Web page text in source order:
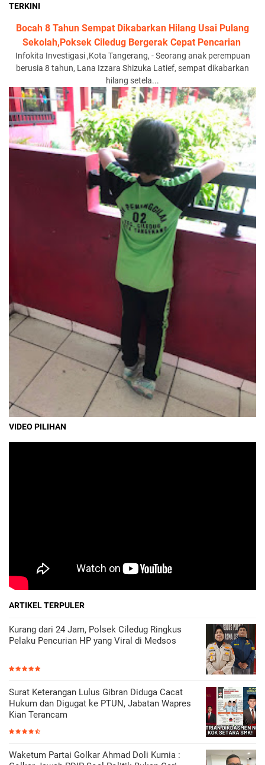
TERKINI
‎Bocah 8 Tahun Sempat Dikabarkan Hilang Usai Pulang
Sekolah,Poksek Ciledug Bergerak Cepat Pencarian ‎
‎Infokita Investigasi ,Kota Tangerang, - Seorang anak perempuan
berusia 8 tahun, Lana Izzara Shizuka Latief, sempat dikabarkan
hilang setela...
VIDEO PILIHAN
ARTIKEL TERPULER
Kurang dari 24 Jam, Polsek Ciledug Ringkus
Pelaku Pencurian HP yang Viral di Medsos
Surat Keterangan Lulus Gibran Diduga Cacat
Hukum dan Digugat ke PTUN, Jabatan Wapres
Kian Terancam
Waketum Partai Golkar Ahmad Doli Kurnia :